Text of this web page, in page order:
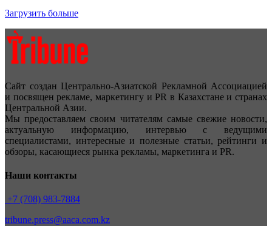
Загрузить больше
Сайт создан Центрально-Азиатской Рекламной Ассоциацией
и посвящен рекламе, маркетингу и PR в Казахстане и странах
Центральной Азии.
Мы предоставляем своим читателям самые свежие новости,
актуальную информацию, интервью с ведущими
специалистами, интересные и полезные статьи, рейтинги и
обзоры, касающиеся рынка рекламы, маркетинга и PR.
Наши контакты
+7 (708) 983-7884
tribune.press@aaca.com.kz